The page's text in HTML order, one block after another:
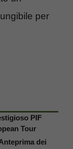
per
PIF
Tour
dei